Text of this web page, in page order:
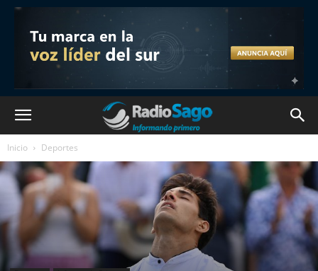
Inicio Deportes